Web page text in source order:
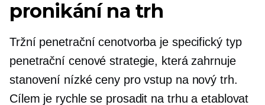
pronikání na trh
Tržní penetrační cenotvorba je specifický typ
penetrační cenové strategie, která zahrnuje
stanovení nízké ceny pro vstup na nový trh.
Cílem je rychle se prosadit na trhu a etablovat